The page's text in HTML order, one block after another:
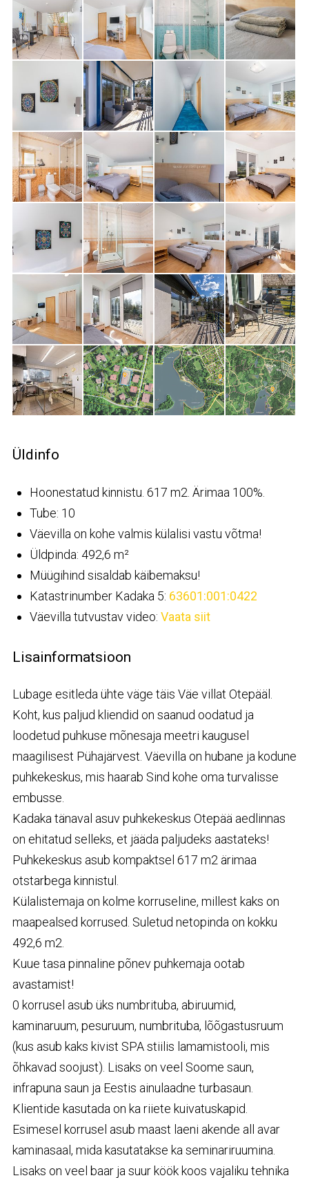
Üldinfo
Hoonestatud kinnistu. 617 m2. Ärimaa 100%.
Tube: 10
Väevilla on kohe valmis külalisi vastu võtma!
Üldpinda: 492,6 m²
Müügihind sisaldab käibemaksu!
Katastrinumber Kadaka 5: 63601:001:0422
Väevilla tutvustav video: Vaata siit
Lisainformatsioon
Lubage esitleda ühte väge täis Väe villat Otepääl.
Koht, kus paljud kliendid on saanud oodatud ja
loodetud puhkuse mõnesaja meetri kaugusel
maagilisest Pühajärvest. Väevilla on hubane ja kodune
puhkekeskus, mis haarab Sind kohe oma turvalisse
embusse.
Kadaka tänaval asuv puhkekeskus Otepää aedlinnas
on ehitatud selleks, et jääda paljudeks aastateks!
Puhkekeskus asub kompaktsel 617 m2 ärimaa
otstarbega kinnistul.
Külalistemaja on kolme korruseline, millest kaks on
maapealsed korrused. Suletud netopinda on kokku
492,6 m2.
Kuue tasa pinnaline põnev puhkemaja ootab
avastamist!
0 korrusel asub üks numbrituba, abiruumid,
kaminaruum, pesuruum, numbrituba, lõõgastusruum
(kus asub kaks kivist SPAstiilis lamamistooli, mis
õhkavad soojust). Lisaks on veel Soome saun,
infrapuna saun ja Eestis ainulaadne turbasaun.
Klientide kasutada on ka riiete kuivatuskapid.
Esimesel korrusel asub maast laeni akende all avar
kaminasaal, mida kasutatakse ka seminariruumina.
Lisaks on veel baar ja suur köök koos vajaliku tehnika